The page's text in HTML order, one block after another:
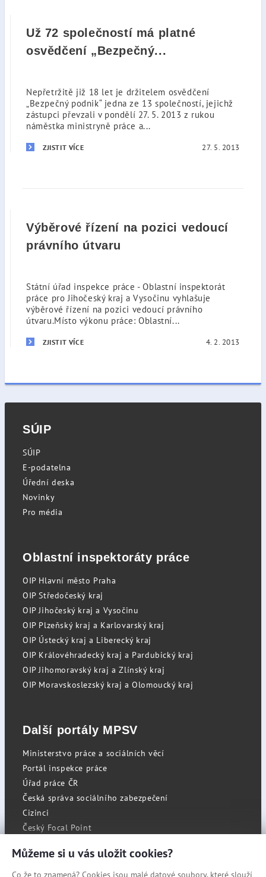
Už 72 společností má platné
osvědčení „Bezpečný...
Nepřetržitě již 18 let je držitelem osvědčení
„Bezpečný podnik“ jedna ze 13 společností, jejichž
zástupci převzali v pondělí 27. 5. 2013 z rukou
náměstka ministryně práce a...
ZJISTIT VÍCE 27. 5. 2013
Výběrové řízení na pozici vedoucí
právního útvaru
Státní úřad inspekce práce - Oblastní inspektorát
práce pro Jihočeský kraj a Vysočinu vyhlašuje
výběrové řízení na pozici vedoucí právního
útvaru.Místo výkonu práce: Oblastní...
ZJISTIT VÍCE 4. 2. 2013
SÚIP
SÚIP
E-podatelna
Úřední deska
Novinky
Pro média
Oblastní inspektoráty práce
OIP Hlavní město Praha
OIP Středočeský kraj
OIP Jihočeský kraj a Vysočinu
OIP Plzeňský kraj a Karlovarský kraj
OIP Ústecký kraj a Liberecký kraj
OIP Královéhradecký kraj a Pardubický kraj
OIP Jihomoravský kraj a Zlínský kraj
OIP Moravskoslezský kraj a Olomoucký kraj
Další portály MPSV
Ministerstvo práce a sociálních věcí
Portál inspekce práce
Úřad práce ČR
Česká správa sociálního zabezpečení
Cizinci
Český Focal Point
Můžeme si u vás uložit cookies?
Co že to znamená? Cookies jsou malé datové soubory, které slouží